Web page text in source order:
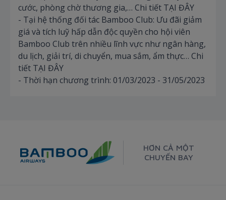
cước, phòng chờ thương gia,… Chi tiết TẠI ĐÂY
- Tại hệ thống đối tác Bamboo Club: Ưu đãi giảm
giá và tích luỹ hấp dẫn độc quyền cho hội viên
Bamboo Club trên nhiều lĩnh vực như ngân hàng,
du lịch, giải trí, di chuyển, mua sắm, ẩm thực… Chi
tiết TẠI ĐÂY
- Thời hạn chương trình: 01/03/2023 - 31/05/2023
HƠN CẢ MỘT
CHUYẾN BAY